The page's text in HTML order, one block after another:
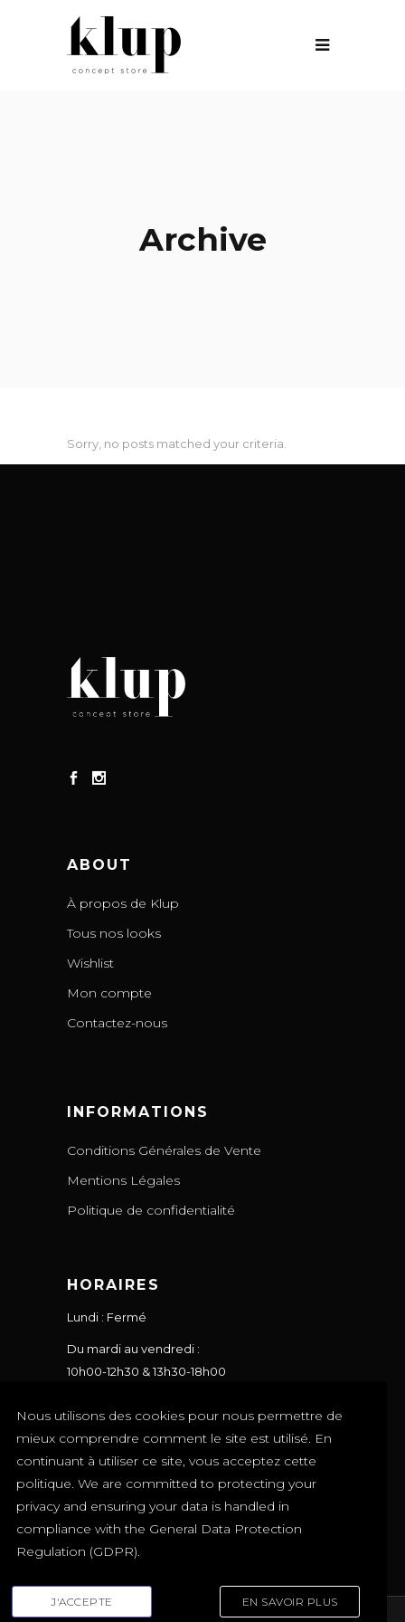
Archive
Sorry, no posts matched your criteria.
ABOUT
À propos de Klup
Tous nos looks
Wishlist
Mon compte
Contactez-nous
INFORMATIONS
Conditions Générales de Vente
Mentions Légales
Politique de confidentialité
HORAIRES
Lundi : Fermé
Du mardi au vendredi :
10h00-12h30 & 13h30-18h00
Le dimanche : Fermé
Nous utilisons des cookies pour nous permettre de
mieux comprendre comment le site est utilisé. En
continuant à utiliser ce site, vous acceptez cette
politique. We are committed to protecting your
privacy and ensuring your data is handled in
compliance with the General Data Protection
Regulation (GDPR).
J'ACCEPTE EN SAVOIR PLUS